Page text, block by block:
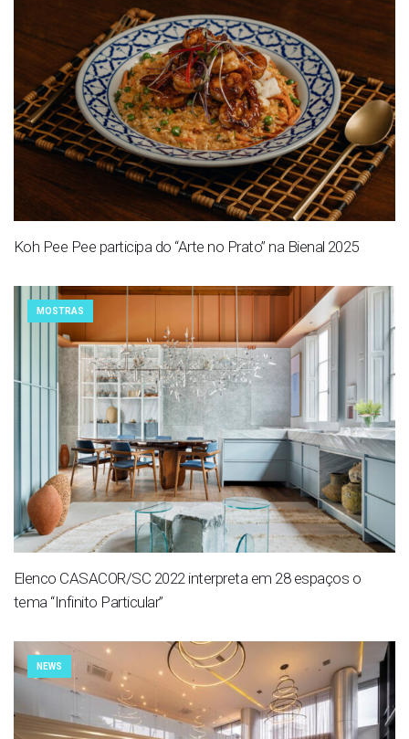
Koh Pee Pee participa do “Arte no Prato” na Bienal 2025
MOSTRAS
Elenco CASACOR/SC 2022 interpreta em 28 espaços o
tema “Infinito Particular”
NEWS